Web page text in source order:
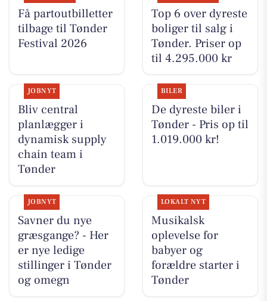
Få partoutbilletter
tilbage til Tønder
Festival 2026
Top 6 over dyreste
boliger til salg i
Tønder. Priser op
til 4.295.000 kr
JOBNYT
Bliv central
planlægger i
dynamisk supply
chain team i
Tønder
BILER
De dyreste biler i
Tønder - Pris op til
1.019.000 kr!
JOBNYT
Savner du nye
græsgange? - Her
er nye ledige
stillinger i Tønder
og omegn
LOKALT NYT
Musikalsk
oplevelse for
babyer og
forældre starter i
Tønder